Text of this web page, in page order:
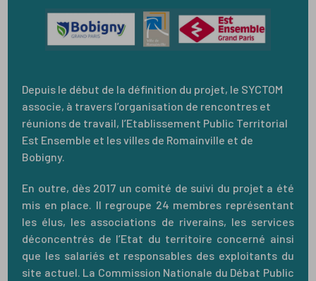
Depuis le début de la définition du projet, le SYCTOM
associe, à travers l’organisation de rencontres et
réunions de travail, l’Etablissement Public Territorial
Est Ensemble et les villes de Romainville et de
Bobigny.
En outre, dès 2017 un comité de suivi du projet a été
mis en place. Il regroupe 24 membres représentant
les élus, les associations de riverains, les services
déconcentrés de l’Etat du territoire concerné ainsi
que les salariés et responsables des exploitants du
site actuel. La Commission Nationale du Débat Public